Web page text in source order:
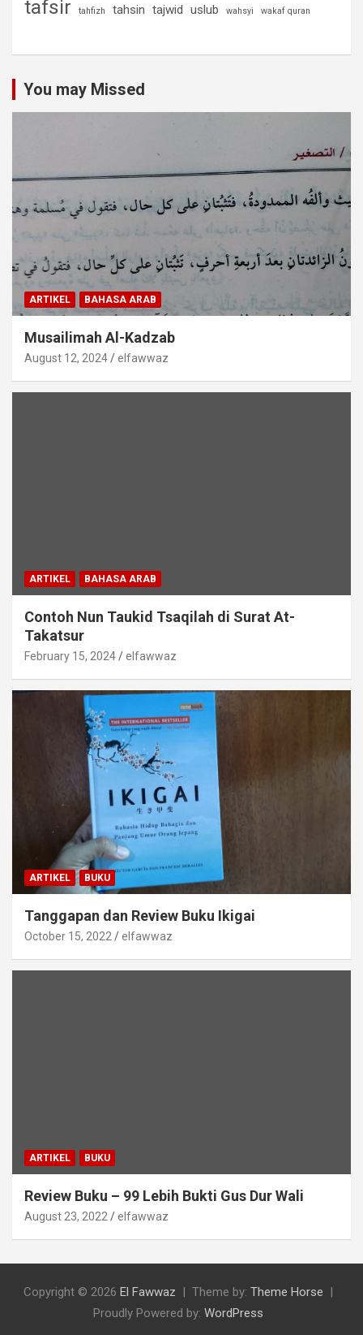
tafsir tahfizh tahsin tajwid uslub wahsyi wakaf quran
You may Missed
ARTIKEL BAHASA ARAB
Musailimah Al-Kadzab
August 12, 2024 elfawwaz
ARTIKEL BAHASA ARAB
Contoh Nun Taukid Tsaqilah di Surat At-
Takatsur
February 15, 2024 elfawwaz
ARTIKEL BUKU
Tanggapan dan Review Buku Ikigai
October 15, 2022 elfawwaz
ARTIKEL BUKU
Review Buku – 99 Lebih Bukti Gus Dur Wali
August 23, 2022 elfawwaz
Copyright © 2026 El Fawwaz Theme by: Theme Horse
Proudly Powered by: WordPress